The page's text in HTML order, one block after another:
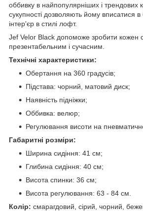
оббивку в найпопулярніших і трендових
сукупності дозволяють йому вписатися
інтер'єр в стилі лофт.
Jef Velor Black допоможе зробити кожен
презентабельним і сучасним.
Технічні характеристики:
Обертання на 360 градусів;
Підстава: чорний, матовий диск;
Наявність підніжки;
Оббивка: велюр;
Регулювання висоти на
Габаритні розміри:
Ширина сидіння: 41 см;
Глибина сидіння: 40 см;
Висота спинки: 36 см;
Висота регулювання: 63 - 84 см.
Колір: смарагдовий, сірий, чорний,